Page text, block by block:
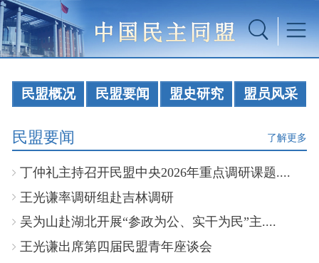
民盟概况 民盟要闻 盟史研究 盟员风采
民盟要闻 了解更多
丁仲礼主持召开民盟中央2026年重点调研课题....
王光谦率调研组赴吉林调研
吴为山赴湖北开展“参政为公、实干为民”主....
王光谦出席第四届民盟青年座谈会